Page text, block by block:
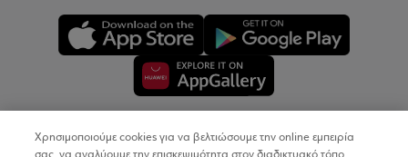
Copyright © 2026
Χρησιμοποιούμε cookies για να βελτιώσουμε την online εμπειρία